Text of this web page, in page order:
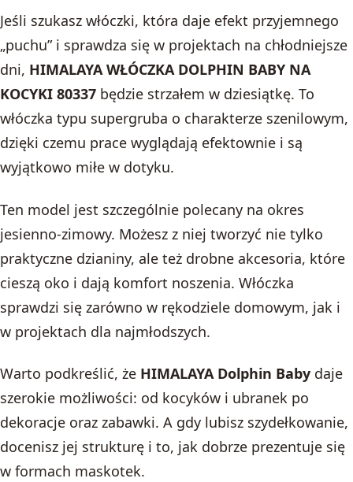
Jeśli szukasz włóczki, która daje efekt przyjemnego
„puchu” i sprawdza się w projektach na chłodniejsze
dni, HIMALAYA WŁÓCZKA DOLPHIN BABY NA
KOCYKI 80337 będzie strzałem w dziesiątkę. To
włóczka typu supergruba o charakterze szenilowym,
dzięki czemu prace wyglądają efektownie i są
wyjątkowo miłe w dotyku.
Ten model jest szczególnie polecany na okres
jesienno-zimowy. Możesz z niej tworzyć nie tylko
praktyczne dzianiny, ale też drobne akcesoria, które
cieszą oko i dają komfort noszenia. Włóczka
sprawdzi się zarówno w rękodziele domowym, jak i
w projektach dla najmłodszych.
Warto podkreślić, że HIMALAYA Dolphin Baby daje
szerokie możliwości: od kocyków i ubranek po
dekoracje oraz zabawki. A gdy lubisz szydełkowanie,
docenisz jej strukturę i to, jak dobrze prezentuje się
w formach maskotek.